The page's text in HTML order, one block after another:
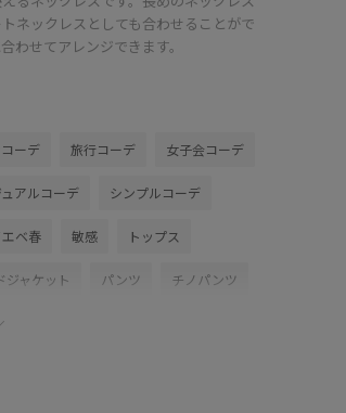
ネックレスとしても合わせることがで
わせてアレンジできます。
ーデ 旅行コーデ 女子会コーデ
アルコーデ シンプルコーデ
エベ春 敏感 トップス
ジャケット パンツ チノパンツ